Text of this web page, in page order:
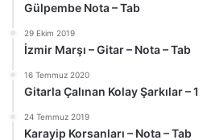
Gülpembe Nota – Tab
29 Ekim 2019
İzmir Marşı – Gitar – Nota – Tab
16 Temmuz 2020
Gitarla Çalınan Kolay Şarkılar – 1
24 Temmuz 2019
Karayip Korsanları – Nota – Tab